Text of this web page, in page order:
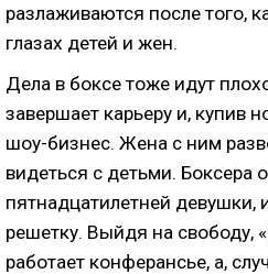
разлаживаются после того,
глазах детей и жен.
Дела в боксе тоже идут
завершает карьеру и, купив
шоу-бизнес. Жена с ним
видеться с детьми. Боксера
пятнадцатилетней девушки,
решетку. Выйдя на свободу,
работает конферансье, а,